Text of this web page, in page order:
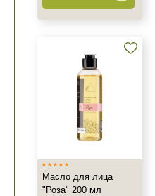
Масло для лица
"Роза" 200 мл